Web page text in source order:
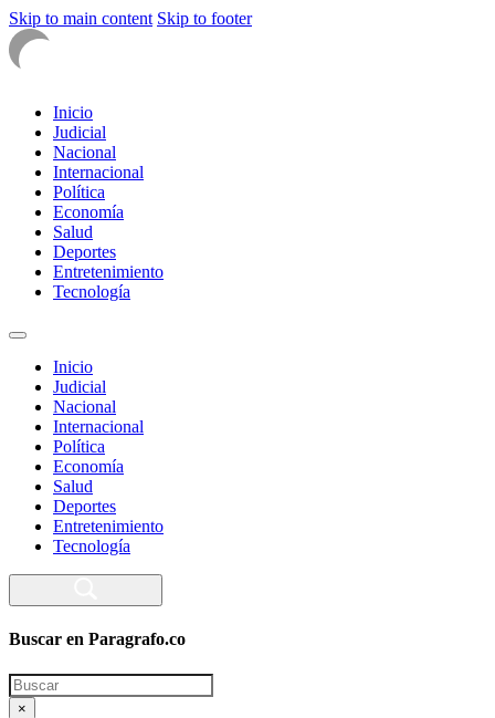
Skip to main content Skip to footer
Inicio
Judicial
Nacional
Internacional
Política
Economía
Salud
Deportes
Entretenimiento
Tecnología
Inicio
Judicial
Nacional
Internacional
Política
Economía
Salud
Deportes
Entretenimiento
Tecnología
Buscar en Paragrafo.co
Search
×